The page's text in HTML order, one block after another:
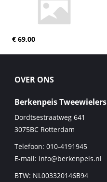
€ 69,00
OVER ONS
Berkenpeis Tweewielers
Dordtsestraatweg 641
3075BC Rotterdam
Telefoon: 010-4191945
E-mail: info@berkenpeis.nl
BTW: NL003320146B94